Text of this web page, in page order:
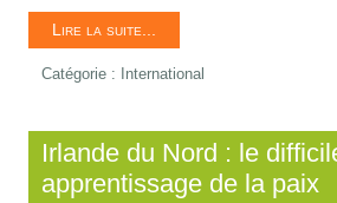
Lire la suite...
Catégorie : International
Irlande du Nord : le
apprentissage de la paix